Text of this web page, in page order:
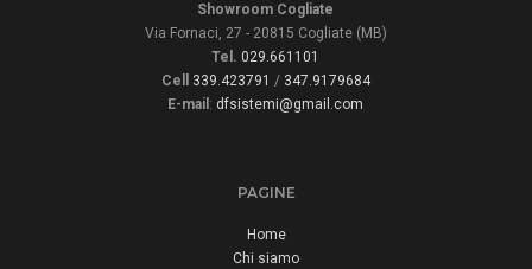
Showroom Cogliate
Via Fornaci, 27 - 20815 Cogliate (MB)
Tel. 029.661101
Cell
339.423791 / 347.9179684
E-mail : dfsistemi@gmail.com
PAGINE
Home
Chi siamo